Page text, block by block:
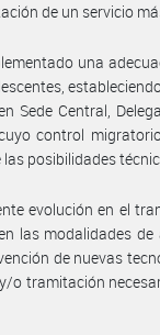
de un servicio
una
Sede Central,
control
posibilidades
evolución en el
las modalidades
de nuevas
o tramitación